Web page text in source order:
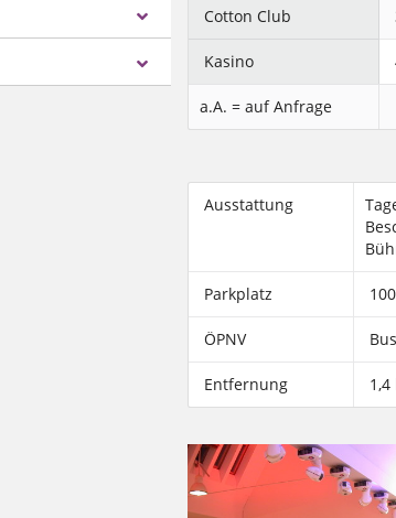
Cotton Club
Kasino
a.A. = auf Anfrage
Ausstattung
Parkplatz 100
ÖPNV
Entfernung